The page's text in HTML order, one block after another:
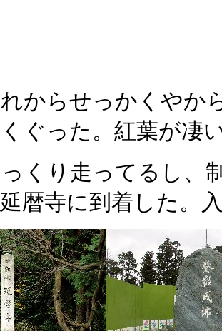
からせっかくやか
ぐった。紅葉が凄
くり走ってるし、
暦寺に到着した。